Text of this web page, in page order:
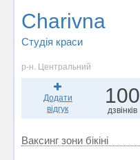
Charivna
Студія краси
р-н. Центральний
Додати
відгук
100
дзвінків
Ваксинг зони бікіні